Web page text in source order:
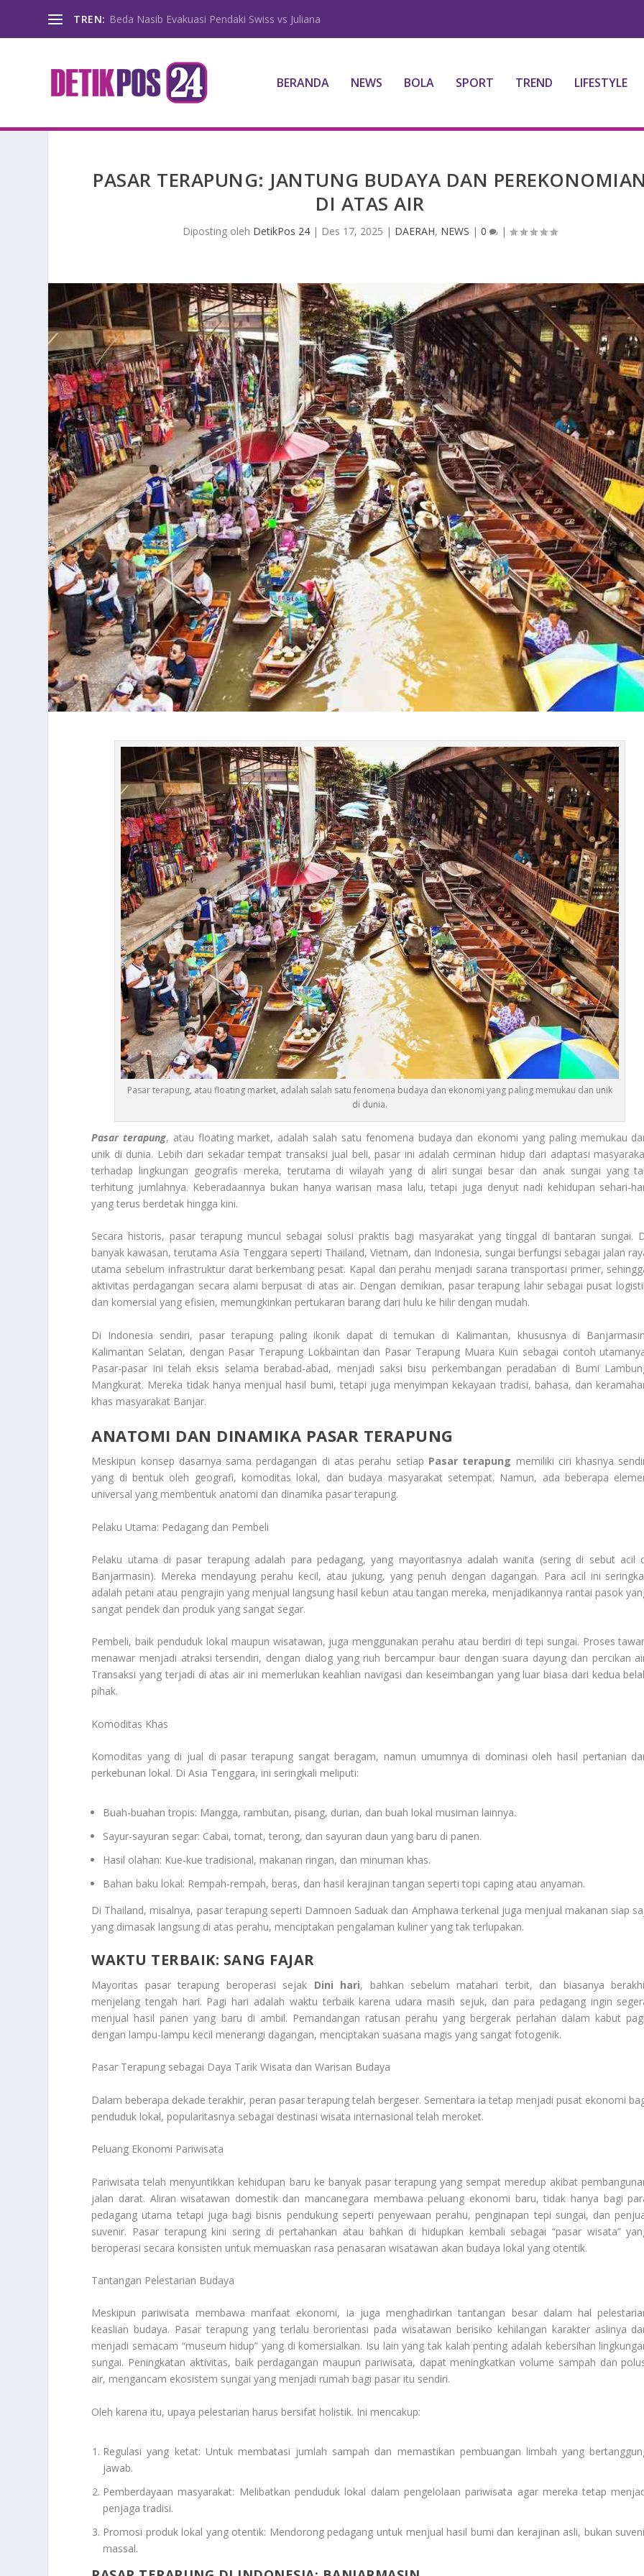
TREN: Beda Nasib Evakuasi Pendaki Swiss vs Juliana
BERANDA NEWS BOLA SPORT TREND LIFESTYLE
PASAR TERAPUNG: JANTUNG BUDAYA DAN PEREKONOMIAN
DI ATAS AIR
Diposting oleh DetikPos 24 | Des 17, 2025 | DAERAH, NEWS |0 |
Pasar terapung, atau floating market, adalah salah satu fenomena budaya dan ekonomi yang paling memukau dan unik
di dunia.
Pasar terapung, atau floating market, adalah salah satu fenomena budaya dan ekonomi yang paling memukau
unik di dunia. Lebih dari sekadar tempat transaksi jual beli, pasar ini adalah cerminan hidup dari adaptasi
terhadap lingkungan geografis mereka, terutama di wilayah yang di aliri sungai besar dan anak sungai yang
terhitung jumlahnya. Keberadaannya bukan hanya warisan masa lalu, tetapi juga denyut nadi kehidupan sehari-
yang terus berdetak hingga kini.
Secara historis, pasar terapung muncul sebagai solusi praktis bagi masyarakat yang tinggal di bantaran sungai.
banyak kawasan, terutama Asia Tenggara seperti Thailand, Vietnam, dan Indonesia, sungai berfungsi sebagai jalan
utama sebelum infrastruktur darat berkembang pesat. Kapal dan perahu menjadi sarana transportasi primer,
aktivitas perdagangan secara alami berpusat di atas air. Dengan demikian, pasar terapung lahir sebagai pusat
dan komersial yang efisien, memungkinkan pertukaran barang dari hulu ke hilir dengan mudah.
Di Indonesia sendiri, pasar terapung paling ikonik dapat di temukan di Kalimantan, khususnya di
Kalimantan Selatan, dengan Pasar Terapung Lokbaintan dan Pasar Terapung Muara Kuin sebagai contoh
Pasar-pasar ini telah eksis selama berabad-abad, menjadi saksi bisu perkembangan peradaban di Bumi
Mangkurat. Mereka tidak hanya menjual hasil bumi, tetapi juga menyimpan kekayaan tradisi, bahasa, dan
khas masyarakat Banjar.
ANATOMI DAN DINAMIKA PASAR TERAPUNG
Meskipun konsep dasarnya sama perdagangan di atas perahu setiap Pasar terapung memiliki ciri khasnya
yang di bentuk oleh geografi, komoditas lokal, dan budaya masyarakat setempat. Namun, ada beberapa
universal yang membentuk anatomi dan dinamika pasar terapung.
Pelaku Utama: Pedagang dan Pembeli
Pelaku utama di pasar terapung adalah para pedagang, yang mayoritasnya adalah wanita (sering di sebut acil
Banjarmasin). Mereka mendayung perahu kecil, atau jukung, yang penuh dengan dagangan. Para acil ini
adalah petani atau pengrajin yang menjual langsung hasil kebun atau tangan mereka, menjadikannya rantai pasok
sangat pendek dan produk yang sangat segar.
Pembeli, baik penduduk lokal maupun wisatawan, juga menggunakan perahu atau berdiri di tepi sungai. Proses
menawar menjadi atraksi tersendiri, dengan dialog yang riuh bercampur baur dengan suara dayung dan percikan
Transaksi yang terjadi di atas air ini memerlukan keahlian navigasi dan keseimbangan yang luar biasa dari kedua
pihak.
Komoditas Khas
Komoditas yang di jual di pasar terapung sangat beragam, namun umumnya di dominasi oleh hasil pertanian
perkebunan lokal. Di Asia Tenggara, ini seringkali meliputi:
Buah-buahan tropis: Mangga, rambutan, pisang, durian, dan buah lokal musiman lainnya.
Sayur-sayuran segar: Cabai, tomat, terong, dan sayuran daun yang baru di panen.
Hasil olahan: Kue-kue tradisional, makanan ringan, dan minuman khas.
Bahan baku lokal: Rempah-rempah, beras, dan hasil kerajinan tangan seperti topi caping atau anyaman.
Di Thailand, misalnya, pasar terapung seperti Damnoen Saduak dan Amphawa terkenal juga menjual makanan siap
yang dimasak langsung di atas perahu, menciptakan pengalaman kuliner yang tak terlupakan.
WAKTU TERBAIK: SANG FAJAR
Mayoritas pasar terapung beroperasi sejak Dini hari, bahkan sebelum matahari terbit, dan biasanya
menjelang tengah hari. Pagi hari adalah waktu terbaik karena udara masih sejuk, dan para pedagang ingin
menjual hasil panen yang baru di ambil. Pemandangan ratusan perahu yang bergerak perlahan dalam kabut
dengan lampu-lampu kecil menerangi dagangan, menciptakan suasana magis yang sangat fotogenik.
Pasar Terapung sebagai Daya Tarik Wisata dan Warisan Budaya
Dalam beberapa dekade terakhir, peran pasar terapung telah bergeser. Sementara ia tetap menjadi pusat ekonomi
penduduk lokal, popularitasnya sebagai destinasi wisata internasional telah meroket.
Peluang Ekonomi Pariwisata
Pariwisata telah menyuntikkan kehidupan baru ke banyak pasar terapung yang sempat meredup akibat
jalan darat. Aliran wisatawan domestik dan mancanegara membawa peluang ekonomi baru, tidak hanya bagi
pedagang utama tetapi juga bagi bisnis pendukung seperti penyewaan perahu, penginapan tepi sungai, dan
suvenir. Pasar terapung kini sering di pertahankan atau bahkan di hidupkan kembali sebagai “pasar wisata”
beroperasi secara konsisten untuk memuaskan rasa penasaran wisatawan akan budaya lokal yang otentik.
Tantangan Pelestarian Budaya
Meskipun pariwisata membawa manfaat ekonomi, ia juga menghadirkan tantangan besar dalam hal
keaslian budaya. Pasar terapung yang terlalu berorientasi pada wisatawan berisiko kehilangan karakter aslinya
menjadi semacam “museum hidup” yang di komersialkan. Isu lain yang tak kalah penting adalah kebersihan
sungai. Peningkatan aktivitas, baik perdagangan maupun pariwisata, dapat meningkatkan volume sampah dan
air, mengancam ekosistem sungai yang menjadi rumah bagi pasar itu sendiri.
Oleh karena itu, upaya pelestarian harus bersifat holistik. Ini mencakup:
Regulasi yang ketat: Untuk membatasi jumlah sampah dan memastikan pembuangan limbah yang
jawab.
Pemberdayaan masyarakat: Melibatkan penduduk lokal dalam pengelolaan pariwisata agar mereka tetap
penjaga tradisi.
Promosi produk lokal yang otentik: Mendorong pedagang untuk menjual hasil bumi dan kerajinan asli, bukan
massal.